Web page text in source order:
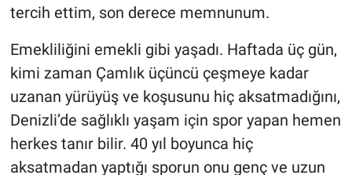
tercih ettim, son derece memnunum.
Emekliliğini emekli gibi yaşadı. Haftada üç gün,
kimi zaman Çamlık üçüncü çeşmeye kadar
uzanan yürüyüş ve koşusunu hiç aksatmadığını,
Denizli’de sağlıklı yaşam için spor yapan hemen
herkes tanır bilir. 40 yıl boyunca hiç
aksatmadan yaptığı sporun onu genç ve uzun